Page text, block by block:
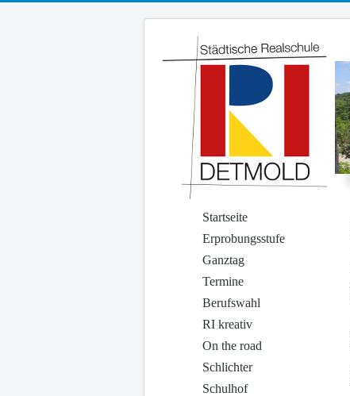
Startseite
Erprobungsstufe
Ganztag
Termine
Berufswahl
RI kreativ
On the road
Schlichter
Schulhof